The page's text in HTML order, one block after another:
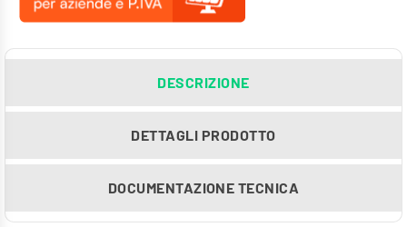
DESCRIZIONE
DETTAGLI PRODOTTO
DOCUMENTAZIONE TECNICA